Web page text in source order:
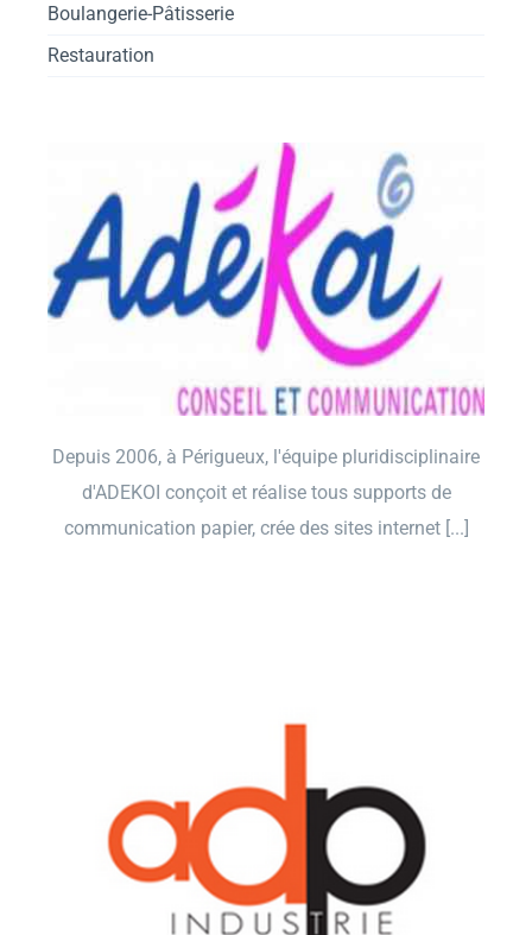
Boulangerie-Pâtisserie
Restauration
Depuis 2006, à Périgueux, l'équipe pluridisciplinaire
d'ADEKOI conçoit et réalise tous supports de
communication papier, crée des sites internet [...]